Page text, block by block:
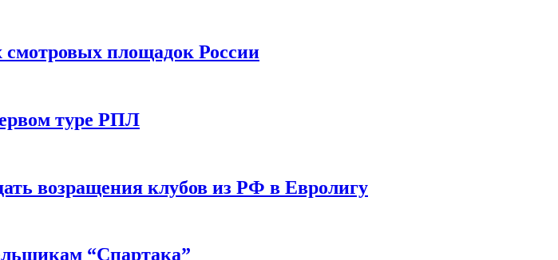
смотровых площадок России
туре РПЛ
возращения клубов из РФ в Евролигу
“Спартака”